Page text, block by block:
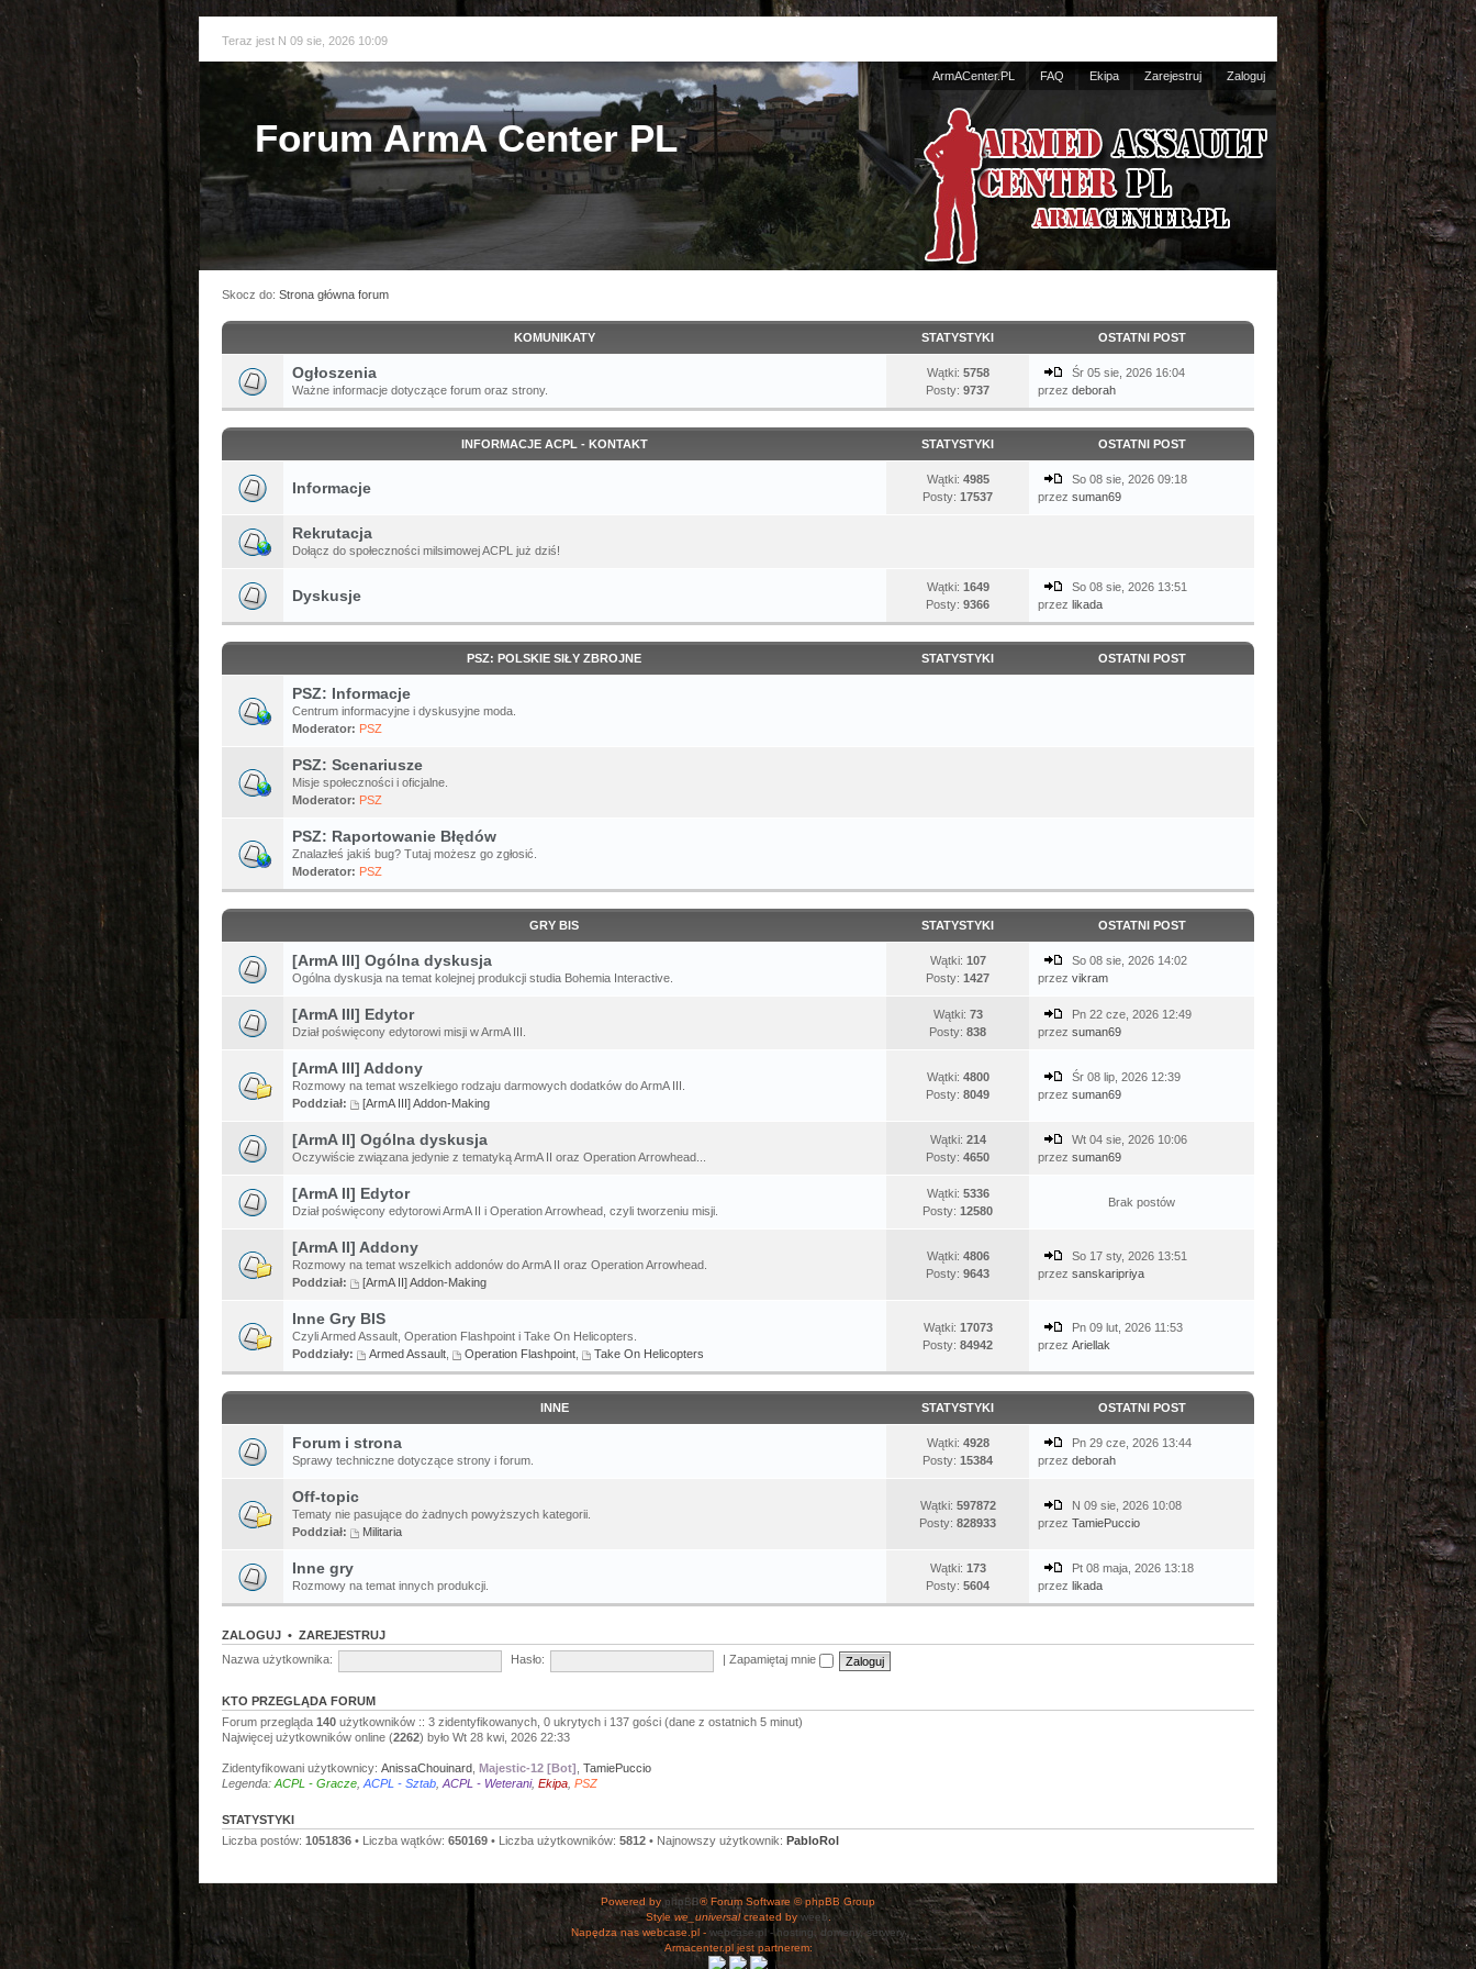
Teraz jest N 09 sie, 2026 10:09
ArmACenter.PL FAQ Ekipa Zarejestruj Zaloguj
Forum ArmA Center PL
Skocz do: Strona główna forum
KOMUNIKATY STATYSTYKI OSTATNI POST
Ogłoszenia
Ważne informacje dotyczące forum oraz strony.
Wątki: 5758
Posty: 9737
Śr 05 sie, 2026 16:04
przez deborah
INFORMACJE ACPL - KONTAKT STATYSTYKI OSTATNI POST
Informacje Wątki: 4985
Posty: 17537
So 08 sie, 2026 09:18
przez suman69
Rekrutacja
Dołącz do społeczności milsimowej ACPL już dziś!
Dyskusje Wątki: 1649
Posty: 9366
So 08 sie, 2026 13:51
przez likada
PSZ: POLSKIE SIŁY ZBROJNE STATYSTYKI OSTATNI POST
PSZ: Informacje
Centrum informacyjne i dyskusyjne moda.
Moderator: PSZ
PSZ: Scenariusze
Misje społeczności i oficjalne.
Moderator: PSZ
PSZ: Raportowanie Błędów
Znalazłeś jakiś bug? Tutaj możesz go zgłosić.
Moderator: PSZ
GRY BIS STATYSTYKI OSTATNI POST
[ArmA III] Ogólna dyskusja
Ogólna dyskusja na temat kolejnej produkcji studia Bohemia Interactive.
Wątki: 107
Posty: 1427
So 08 sie, 2026 14:02
przez vikram
[ArmA III] Edytor
Dział poświęcony edytorowi misji w ArmA III.
Wątki: 73
Posty: 838
Pn 22 cze, 2026 12:49
przez suman69
[ArmA III] Addony
Rozmowy na temat wszelkiego rodzaju darmowych dodatków do ArmA III.
Poddział:
[ArmA III] Addon-Making
Wątki: 4800
Posty: 8049
Śr 08 lip, 2026 12:39
przez suman69
[ArmA II] Ogólna dyskusja
Oczywiście związana jedynie z tematyką ArmA II oraz Operation Arrowhead...
Wątki: 214
Posty: 4650
Wt 04 sie, 2026 10:06
przez suman69
[ArmA II] Edytor
Dział poświęcony edytorowi ArmA II i Operation Arrowhead, czyli tworzeniu misji.
Wątki: 5336
Posty: 12580
Brak postów
[ArmA II] Addony
Rozmowy na temat wszelkich addonów do ArmA II oraz Operation Arrowhead.
Poddział:
[ArmA II] Addon-Making
Wątki: 4806
Posty: 9643
So 17 sty, 2026 13:51
przez sanskaripriya
Inne Gry BIS
Czyli Armed Assault, Operation Flashpoint i Take On Helicopters.
Poddziały:
Armed Assault Operation Flashpoint Take On Helicopters
Wątki: 17073
Posty: 84942
Pn 09 lut, 2026 11:53
przez Ariellak
INNE STATYSTYKI OSTATNI POST
Forum i strona
Sprawy techniczne dotyczące strony i forum.
Wątki: 4928
Posty: 15384
Pn 29 cze, 2026 13:44
przez deborah
Off-topic
Tematy nie pasujące do żadnych powyższych kategorii.
Poddział:
Militaria
Wątki: 597872
Posty: 828933
N 09 sie, 2026 10:08
przez TamiePuccio
Inne gry
Rozmowy na temat innych produkcji.
Wątki: 173
Posty: 5604
Pt 08 maja, 2026 13:18
przez likada
ZALOGUJ • ZAREJESTRUJ
Nazwa użytkownika:
Hasło: Zapamiętaj mnie
KTO PRZEGLĄDA FORUM
Forum przegląda 140 użytkowników :: 3 zidentyfikowanych, 0 ukrytych i 137 gości (dane z ostatnich 5 minut)
Najwięcej użytkowników online (2262) było Wt 28 kwi, 2026 22:33
Zidentyfikowani użytkownicy: AnissaChouinard Majestic-12 [Bot] TamiePuccio
Legenda: ACPL - Gracze ACPL - Sztab ACPL - Weterani, Ekipa PSZ
STATYSTYKI
Liczba postów: 1051836 • Liczba wątków: 650169 • Liczba użytkowników: 5812 • Najnowszy użytkownik: PabloRol
Powered by phpBB® Forum Software © phpBB Group
Stylewe_universalcreated by weeb
Napędza nas webcase.pl - webcase.pl - hosting, domeny, serwery
Armacenter.pl jest partnerem: